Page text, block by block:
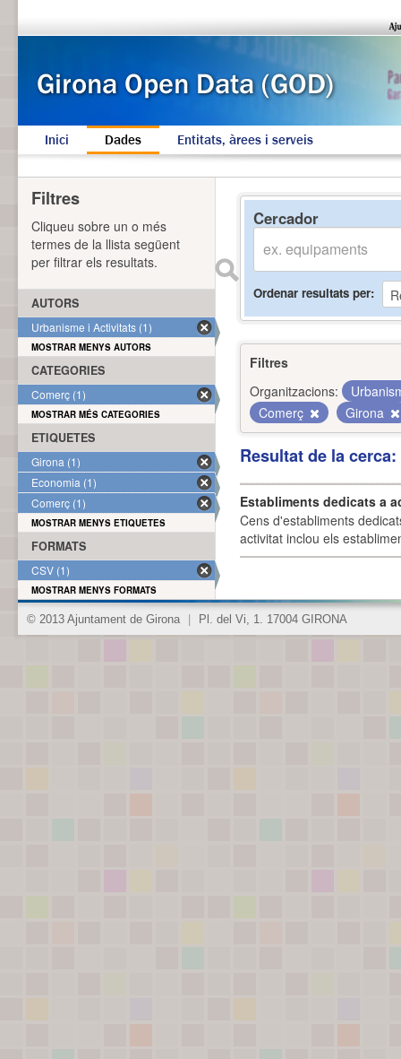
Inici Dades Entitats, àrees i serveis
Cercador
Ordenar resultats per
Filtres
Organitzacions:
Comerç
Girona
Resultat de la
Establiments dedicats a
Cens d'establiments
activitat inclou els
Filtres
Cliqueu sobre un o més
termes de la llista següent
per filtrar els resultats.
AUTORS
Urbanisme i Activitats (1)
MOSTRAR MENYS AUTORS
CATEGORIES
Comerç (1)
MOSTRAR MÉS CATEGORIES
ETIQUETES
Girona (1)
Economia (1)
Comerç (1)
MOSTRAR MENYS ETIQUETES
FORMATS
CSV (1)
MOSTRAR MENYS FORMATS
© 2013 Ajuntament de Girona Pl. del Vi, 1. 17004 GIRONA